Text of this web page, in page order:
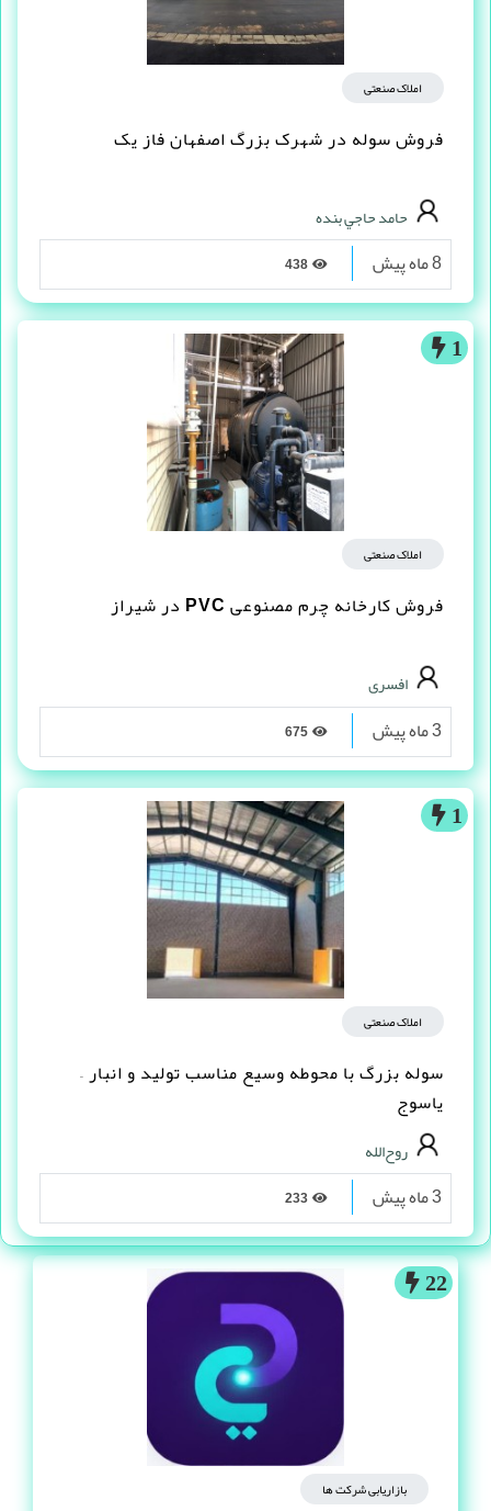
22
بازاریابی شرکت ها
املاک صنعتی
فروش سوله در شهرک بزرگ اصفهان فاز یک
حامد حاجي بنده
8 ماه پیش
1
املاک صنعتی
فروش کارخانه چرم مصنوعى PVC در شیراز
افسری
3 ماه پیش
1
املاک صنعتی
سوله بزرگ با محوطه وسیع مناسب تولید و انبار –
یاسوج
روح‌الله
3 ماه پیش